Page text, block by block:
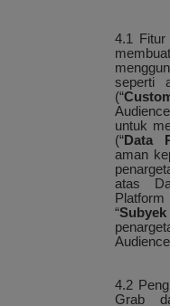
4.1 Fitur
seperti
(“
untuk
(“Data
aman
atas
“Subyek
4.2
Grab